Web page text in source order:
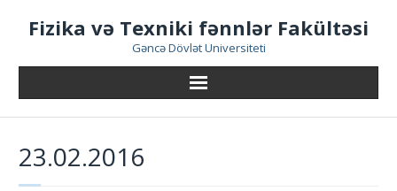
Fizika və Texniki fənnlər Fakültəsi
Gəncə Dövlət Universiteti
23.02.2016